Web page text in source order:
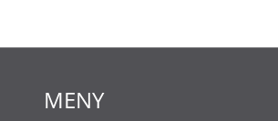
MENY